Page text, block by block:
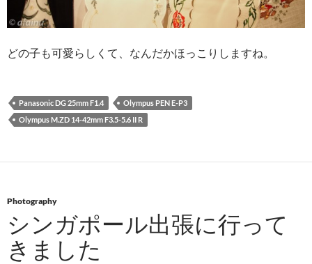
どの子も可愛らしくて、なんだかほっこりしますね。
Panasonic DG 25mm F1.4
Olympus PEN E-P3
Olympus M.ZD 14-42mm F3.5-5.6 II R
Photography
シンガポール出張に行って
きました